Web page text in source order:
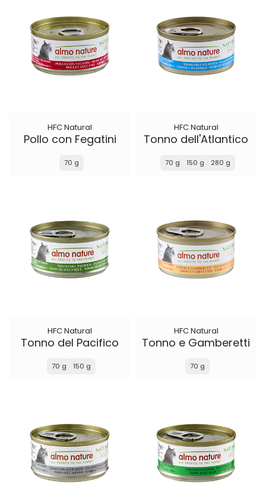
HFC Natural
Pollo con Fegatini
70 g
HFC Natural
Tonno dell'Atlantico
70 g 150 g 280 g
HFC Natural
Tonno del Pacifico
70 g 150 g
HFC Natural
Tonno e Gamberetti
70 g